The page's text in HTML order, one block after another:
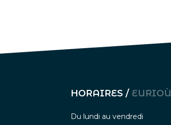
HORAIRES / EURIOÙ
Du lundi au vendredi